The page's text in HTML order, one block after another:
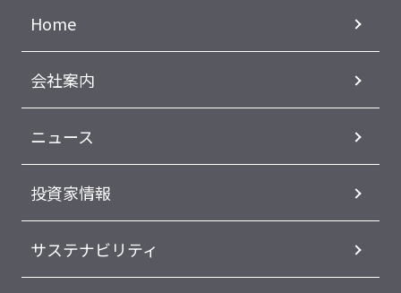
Home
会社案内
ニュース
投資家情報
サステナビリティ